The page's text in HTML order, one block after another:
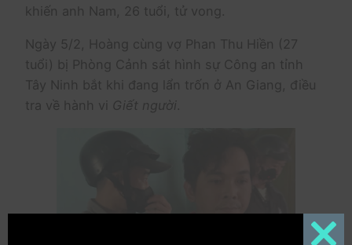
khiến anh Nam, 26 tuổi, tử vong.
Ngày 5/2, Hoàng cùng vợ Phan Thu Hiền (27
tuổi) bị Phòng Cảnh sát hình sự Công an tỉnh
Tây Ninh bắt khi đang lẩn trốn ở An Giang, điều
tra về hành vi Giết người